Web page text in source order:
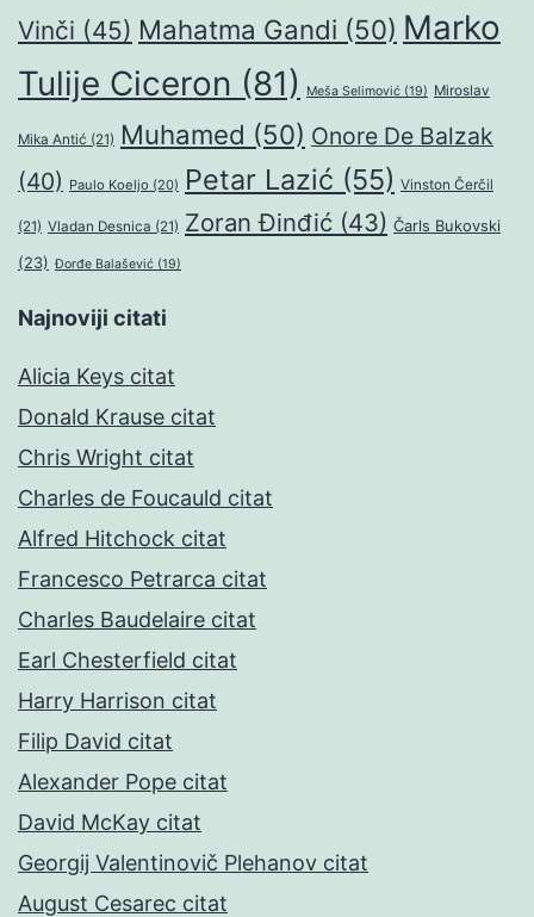
Vinči (45) Mahatma Gandi (50) Marko
Tulije Ciceron (81) Meša Selimović (19) Miroslav
Mika Antić (21) Muhamed (50) Onore De Balzak
(40) Paulo Koeljo (20) Petar Lazić (55) Vinston Čerčil
(21) Vladan Desnica (21) Zoran Đinđić (43) Čarls Bukovski
(23) Đorđe Balašević (19)
Najnoviji citati
Alicia Keys citat
Donald Krause citat
Chris Wright citat
Charles de Foucauld citat
Alfred Hitchock citat
Francesco Petrarca citat
Charles Baudelaire citat
Earl Chesterfield citat
Harry Harrison citat
Filip David citat
Alexander Pope citat
David McKay citat
Georgij Valentinovič Plehanov citat
August Cesarec citat